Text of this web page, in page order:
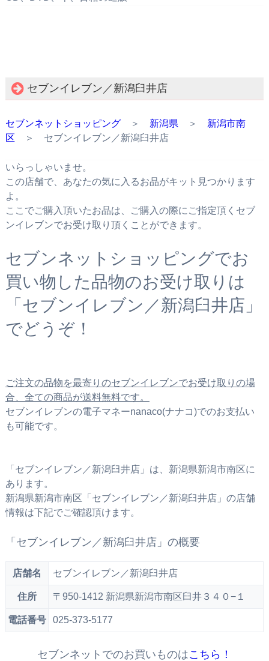
セブンイレブン／新潟臼井店
セブンネットショッピング＞ 新潟県 ＞ 新潟市南
区 ＞ セブンイレブン／新潟臼井店
いらっしゃいませ。
この店舗で、あなたの気に入るお品がキット見つかります
よ。
ここでご購入頂いたお品は、ご購入の際にご指定頂くセブ
ンイレブンでお受け取り頂くことができます。
セブンネットショッピングでお
買い物した品物のお受け取りは
「セブンイレブン／新潟臼井店」
でどうぞ！
ご注文の品物を最寄りのセブンイレブンでお受け取りの場
合、全ての商品が送料無料です。
セブンイレブンの電子マネーnanaco(ナナコ)でのお支払い
も可能です。
「セブンイレブン／新潟臼井店」は、新潟県新潟市南区に
あります。
新潟県新潟市南区「セブンイレブン／新潟臼井店」の店舗
情報は下記でご確認頂けます。
「セブンイレブン／新潟臼井店」の概要
店舗名 セブンイレブン／新潟臼井店
住所 〒950-1412 新潟県新潟市南区臼井３４０−１
電話番号 025-373-5177
セブンネットでのお買いものはこちら！